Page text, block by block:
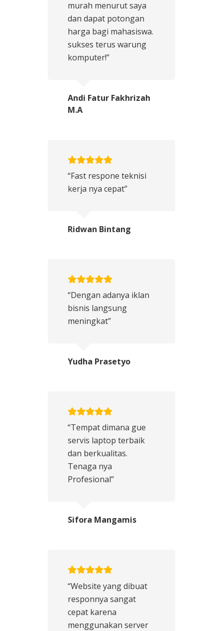
murah menurut saya
dan dapat potongan
harga bagi mahasiswa.
sukses terus warung
komputer!”
Andi Fatur Fakhrizah
M.A
“Fast respone teknisi
kerja nya cepat”
Ridwan Bintang
“Dengan adanya iklan
bisnis langsung
meningkat”
Yudha Prasetyo
“Tempat dimana gue
servis laptop terbaik
dan berkualitas.
Tenaga nya
Profesional”
Sifora Mangamis
“Website yang dibuat
responnya sangat
cepat karena
menggunakan server